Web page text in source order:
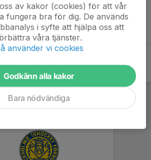
av kakor (cookies) för att vår
fungera bra för dig. De används
i syfte att hjälpa oss att
våra tjänster.
använder vi cookies
Godkänn alla kakor
Bara nödvändiga